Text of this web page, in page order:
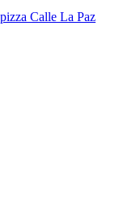
Calle La Paz